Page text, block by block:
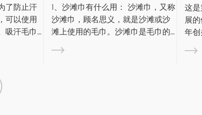
巾，又称
，就是沙滩或沙
沙滩巾是毛巾的
棉纱制成，特点是
丰富。那么沙滩巾
1）。沙...
这是第30届中国（深圳）国际礼品
展的倒数 。 深圳国际礼品展自1993
年创办以来，已成功举办29届，并
于2005年通过UFI（全球展览业协
会）认证，被誉为“中国旗舰礼品家